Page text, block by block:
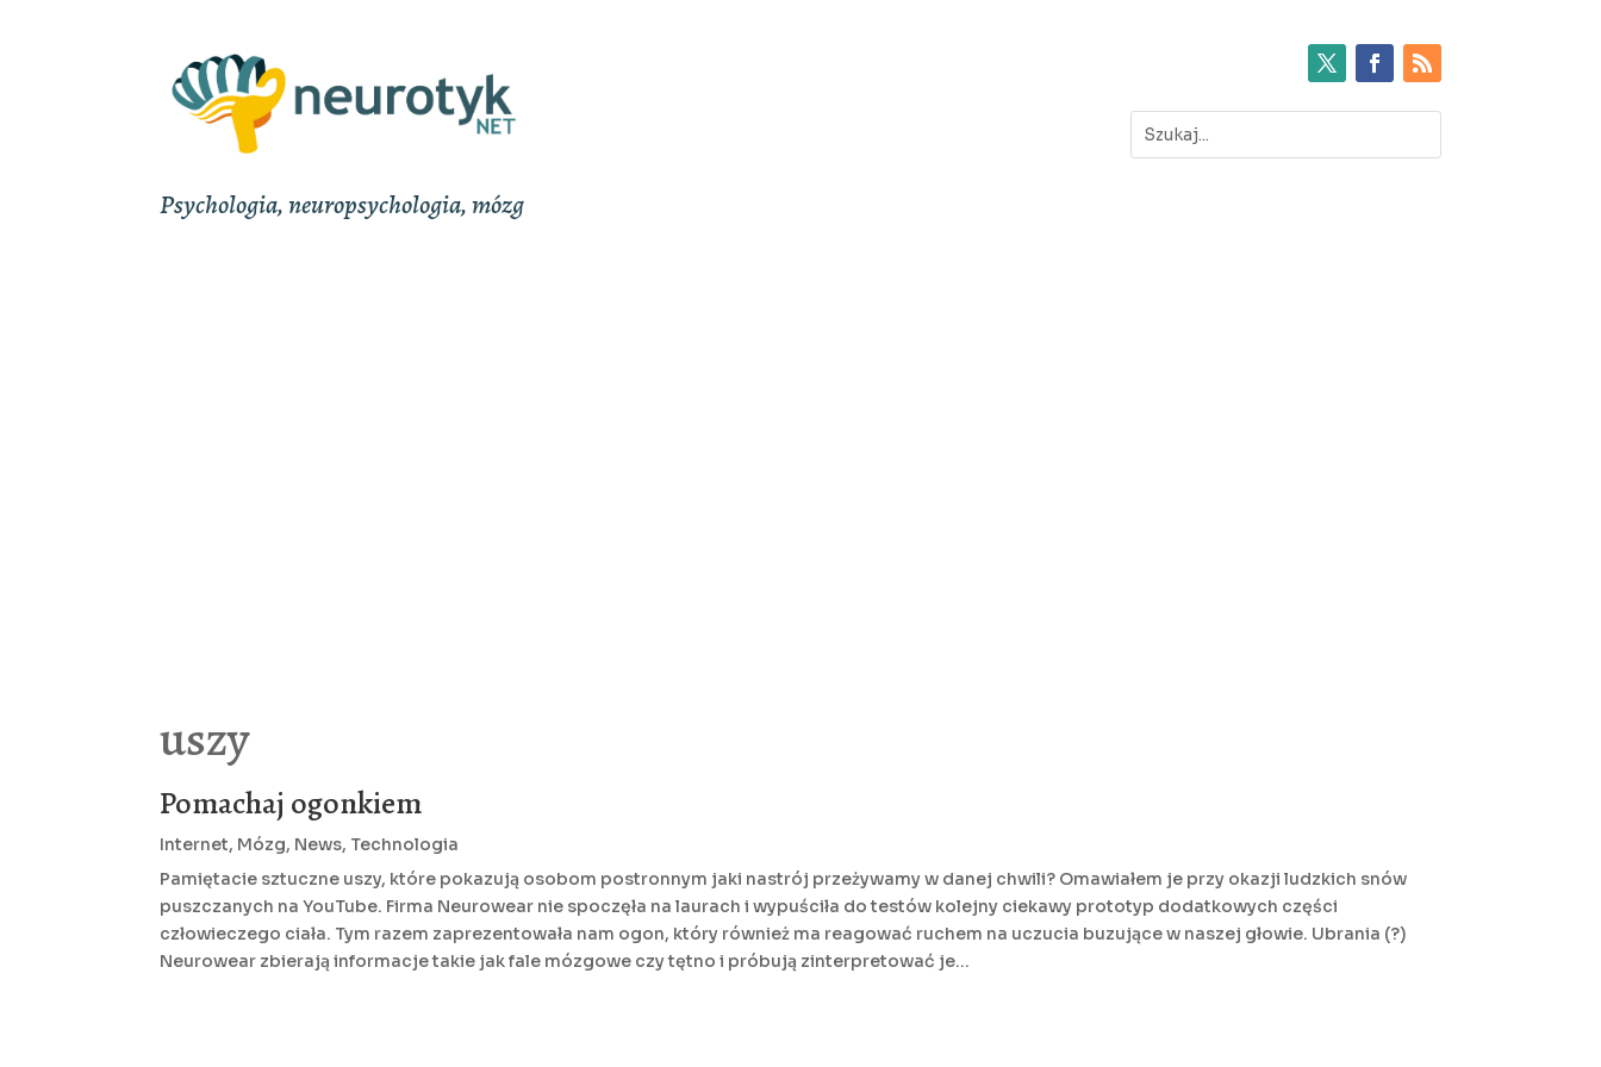
Psychologia, neuropsychologia, mózg
uszy
Pomachaj ogonkiem
Internet, Mózg, News, Technologia
Pamiętacie sztuczne uszy, które pokazują osobom postronnym jaki nastrój przeżywamy w danej chwili? Omawiałem je przy okazji ludzkich snów
puszczanych na YouTube. Firma Neurowear nie spoczęła na laurach i wypuściła do testów kolejny ciekawy prototyp dodatkowych części
człowieczego ciała. Tym razem zaprezentowała nam ogon, który również ma reagować ruchem na uczucia buzujące w naszej głowie. Ubrania (?)
Neurowear zbierają informacje takie jak fale mózgowe czy tętno i próbują zinterpretować je...